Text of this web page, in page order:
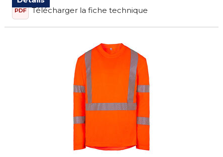
PDF Télécharger la fiche technique